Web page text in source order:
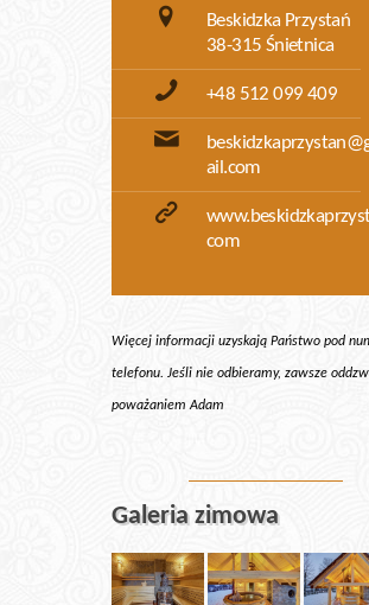
Beskidzka Przystań
38-315 Śnietnica
+48 512 099 409
ail.com
com
Więcej informacji uzyskają Państwo pod
telefonu. Jeśli nie odbieramy, zawsze
poważaniem Adam
Galeria zimowa